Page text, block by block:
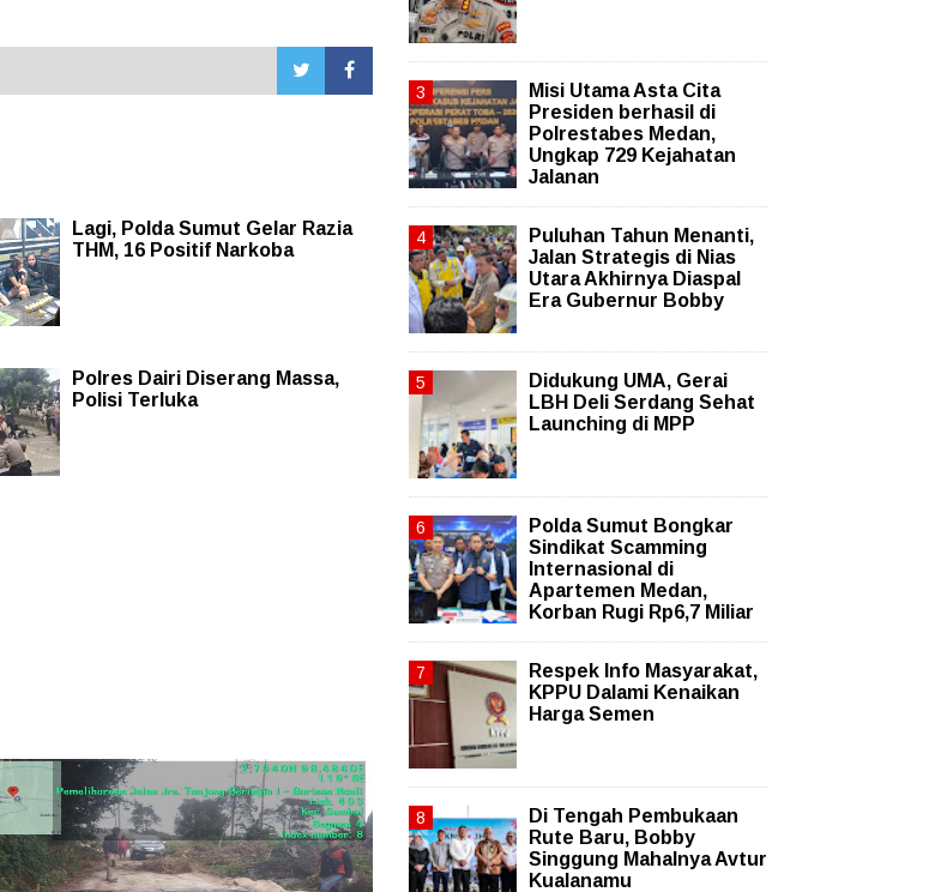
Lagi, Polda Sumut Gelar Razia
THM, 16 Positif Narkoba
Polres Dairi Diserang Massa,
Polisi Terluka
Misi Utama Asta Cita
Presiden berhasil di
Polrestabes Medan,
Ungkap 729 Kejahatan
Jalanan
Puluhan Tahun Menanti,
Jalan Strategis di Nias
Utara Akhirnya Diaspal
Era Gubernur Bobby
Didukung UMA, Gerai
LBH Deli Serdang Sehat
Launching di MPP
Polda Sumut Bongkar
Sindikat Scamming
Internasional di
Apartemen Medan,
Korban Rugi Rp6,7 Miliar
Respek Info Masyarakat,
KPPU Dalami Kenaikan
Harga Semen
Di Tengah Pembukaan
Rute Baru, Bobby
Singgung Mahalnya Avtur
Kualanamu